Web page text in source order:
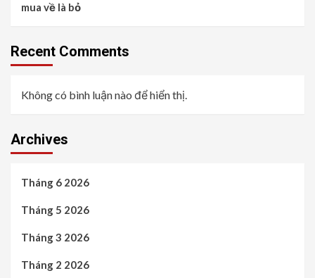
mua về là bỏ
Recent Comments
Không có bình luận nào để hiển thị.
Archives
Tháng 6 2026
Tháng 5 2026
Tháng 3 2026
Tháng 2 2026